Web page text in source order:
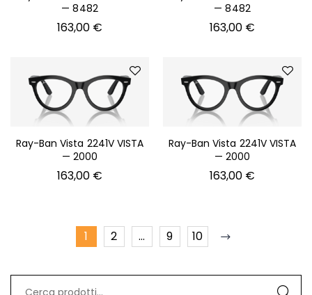
— 8482
163,00 €
— 8482
163,00 €
Ray-Ban Vista 2241V VISTA
— 2000
163,00 €
Ray-Ban Vista 2241V VISTA
— 2000
163,00 €
1 2 … 9 10